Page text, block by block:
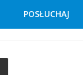
POSŁUCHAJ